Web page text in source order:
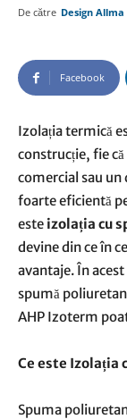
De către Design Allma
Facebook
Izolația termică
construcție, fie că
comercial sau
foarte eficientă
este izolația cu
devine din ce în
avantaje. În
spumă
AHP Izoterm
Ce este Izolația
Spuma